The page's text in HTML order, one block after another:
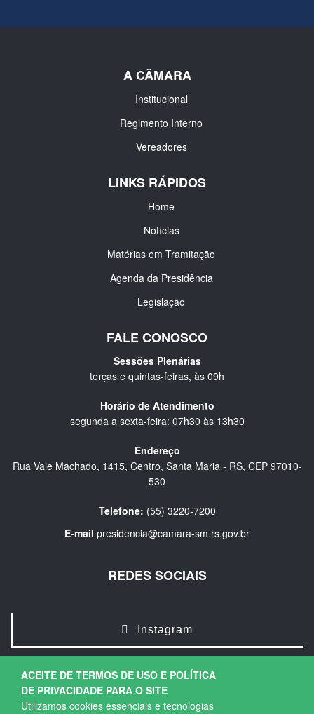
ACEITE DE TERMOS DE USO E POLÍTICA
DE PRIVACIDADE PARA O SITE
Utilizamos cookies essenciais e tecnologias
A CÂMARA
Institucional
Regimento Interno
Vereadores
LINKS RÁPIDOS
Home
Notícias
Matérias em Tramitação
Agenda da Presidência
Legislação
FALE CONOSCO
Sessões Plenárias
terças e quintas-feiras, às 09h
Horário de Atendimento
segunda a sexta-feira: 07h30 às 13h30
Endereço
Rua Vale Machado, 1415, Centro, Santa Maria - RS, CEP 97010-
530
Telefone: (55) 3220-7200
E-mail presidencia@camara-sm.rs.gov.br
REDES SOCIAIS
Instagram